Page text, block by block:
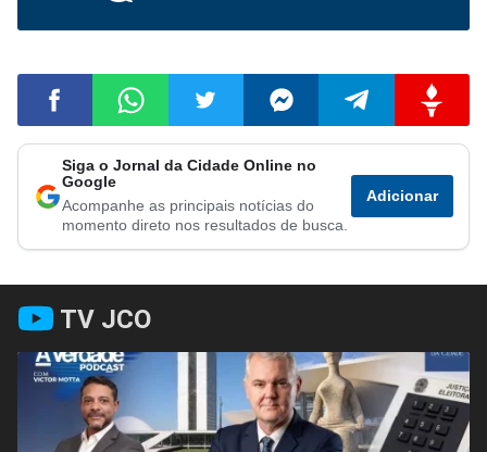
Compartilhar
no
Facebook
Compartilhar
no
Whatsapp
Compartilhar
no
Twitter
Compartilhar
no
Messenger
Compartilhar
no
Telegram
no
Gettr
Siga o Jornal da Cidade Online no
Google
Acompanhe as principais notícias do
momento direto nos resultados de busca.
Adicionar
TV JCO